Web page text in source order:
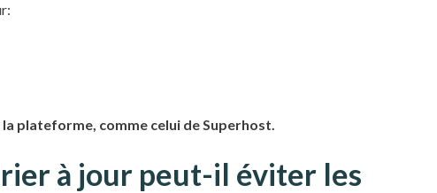
plateforme, comme celui de Superhost.
à jour peut-il éviter les